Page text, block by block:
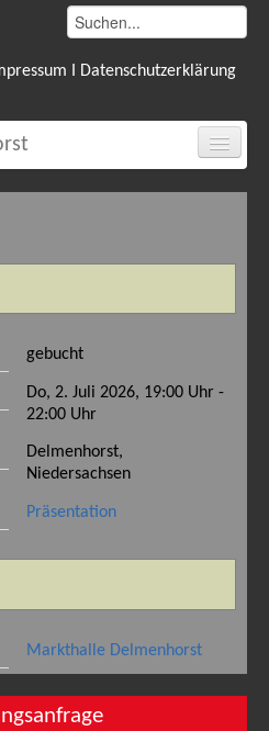
I Datenschutzerklärung
gebucht
Do, 2. Juli 2026, 19:00 Uhr -
22:00 Uhr
Delmenhorst,
Niedersachsen
Präsentation
Markthalle Delmenhorst